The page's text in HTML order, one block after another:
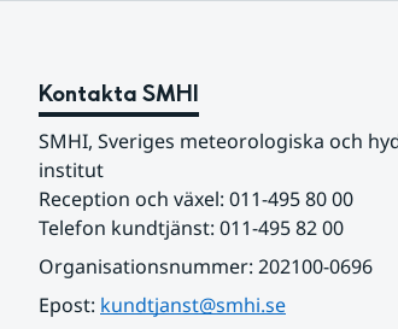
Kontakta SMHI
SMHI, Sveriges meteorologiska och
institut
Reception och växel: 011-495 80 00
Telefon kundtjänst: 011-495 82 00
Organisationsnummer: 202100-0696
Epost: kundtjanst@smhi.se